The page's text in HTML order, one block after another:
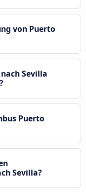
von Puerto
Sevilla
Puerto
Sevilla?